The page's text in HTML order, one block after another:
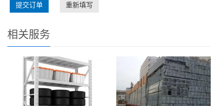
提交订单 重新填写
相关服务